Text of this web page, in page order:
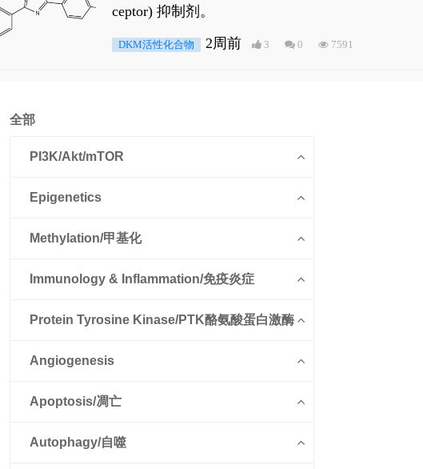
ceptor) 抑制剂。
DKM活性化合物 2周前 3 0 7591
全部
PI3K/Akt/mTOR
Epigenetics
Methylation/甲基化
Immunology & Inflammation/免疫炎症
Protein Tyrosine Kinase/PTK酪氨酸蛋白激酶
Angiogenesis
Apoptosis/凋亡
Autophagy/自噬